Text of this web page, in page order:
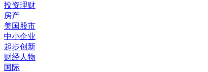
投资理财
房产
美国股市
中小企业
起步创新
财经人物
国际